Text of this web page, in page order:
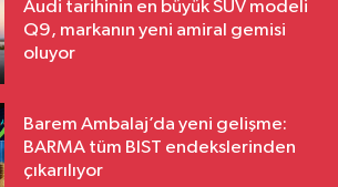
Audi tarihinin en büyük SUV modeli
Q9, markanın yeni amiral gemisi
oluyor
Barem Ambalaj’da yeni gelişme:
BARMA tüm BIST endekslerinden
çıkarılıyor